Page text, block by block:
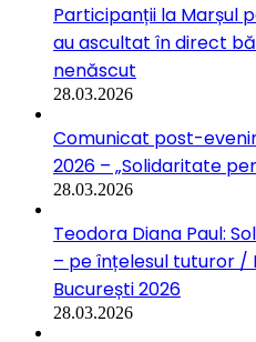
Participanții la Marșul
au ascultat în direct
nenăscut
28.03.2026
Comunicat post-
2026 – „Solidaritate
28.03.2026
Teodora Diana Paul:
– pe înțelesul tuturor /
București 2026
28.03.2026